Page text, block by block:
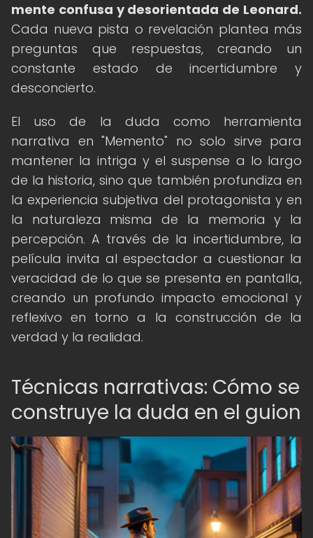
mente confusa y desorientada de Leonard.
Cada nueva pista o revelación plantea más
preguntas que respuestas, creando un
constante estado de incertidumbre y
desconcierto.
El uso de la duda como herramienta
narrativa en "Memento" no solo sirve para
mantener la intriga y el suspense a lo largo
de la historia, sino que también profundiza en
la experiencia subjetiva del protagonista y en
la naturaleza misma de la memoria y la
percepción. A través de la incertidumbre, la
película invita al espectador a cuestionar la
veracidad de lo que se presenta en pantalla,
creando un profundo impacto emocional y
reflexivo en torno a la construcción de la
verdad y la realidad.
Técnicas narrativas: Cómo se
construye la duda en el guion